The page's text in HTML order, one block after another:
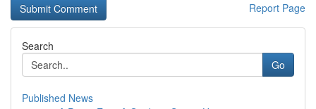
Report Page
Search
Go
Published News